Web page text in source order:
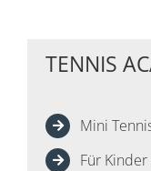
TENNIS
Mini
Für